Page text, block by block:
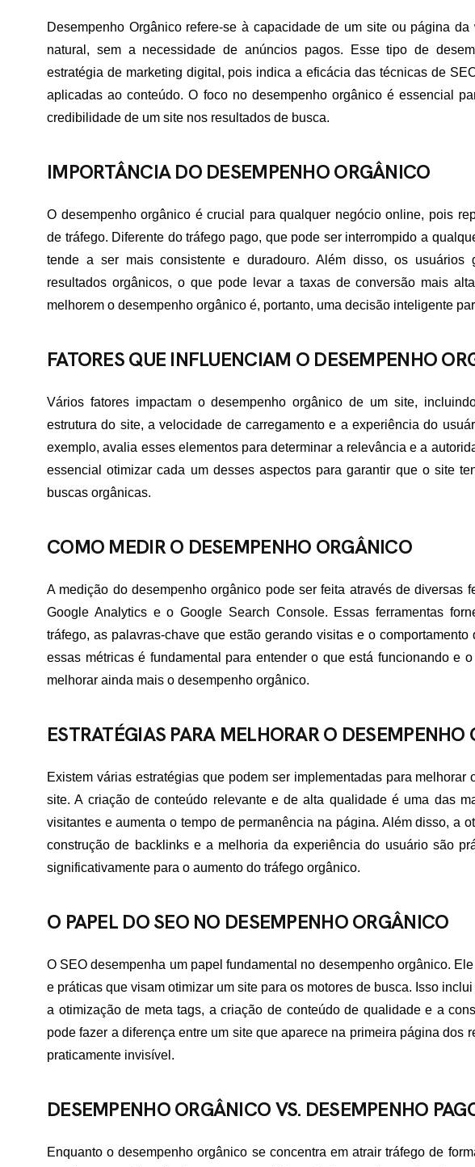
ATENDIDAS
NÓS
Desempenho Orgânico refere-se à capacidade de um site ou página
natural, sem a necessidade de anúncios pagos. Esse tipo de
estratégia de marketing digital, pois indica a eficácia das técnicas de
aplicadas ao conteúdo. O foco no desempenho orgânico é essencial
credibilidade de um site nos resultados de busca.
IMPORTÂNCIA DO DESEMPENHO ORGÂNICO
O desempenho orgânico é crucial para qualquer negócio online, pois
de tráfego. Diferente do tráfego pago, que pode ser interrompido a
tende a ser mais consistente e duradouro. Além disso, os usuários
resultados orgânicos, o que pode levar a taxas de conversão mais
melhorem o desempenho orgânico é, portanto, uma decisão inteligente
FATORES QUE INFLUENCIAM O DESEMPENHO
Vários fatores impactam o desempenho orgânico de um site,
estrutura do site, a velocidade de carregamento e a experiência do
exemplo, avalia esses elementos para determinar a relevância e a
essencial otimizar cada um desses aspectos para garantir que o site
buscas orgânicas.
COMO MEDIR O DESEMPENHO ORGÂNICO
A medição do desempenho orgânico pode ser feita através de diversas
Google Analytics e o Google Search Console. Essas ferramentas
tráfego, as palavras-chave que estão gerando visitas e o
essas métricas é fundamental para entender o que está funcionando e
melhorar ainda mais o desempenho orgânico.
ESTRATÉGIAS PARA MELHORAR O DESEMPENHO
Existem várias estratégias que podem ser implementadas para melhorar
site. A criação de conteúdo relevante e de alta qualidade é uma das
visitantes e aumenta o tempo de permanência na página. Além disso, a
construção de backlinks e a melhoria da experiência do usuário são
significativamente para o aumento do tráfego orgânico.
O PAPEL DO SEO NO DESEMPENHO ORGÂNICO
O SEO desempenha um papel fundamental no desempenho orgânico.
e práticas que visam otimizar um site para os motores de busca. Isso
a otimização de meta tags, a criação de conteúdo de qualidade e a
pode fazer a diferença entre um site que aparece na primeira página dos
praticamente invisível.
DESEMPENHO ORGÂNICO VS. DESEMPENHO
Enquanto o desempenho orgânico se concentra em atrair tráfego de